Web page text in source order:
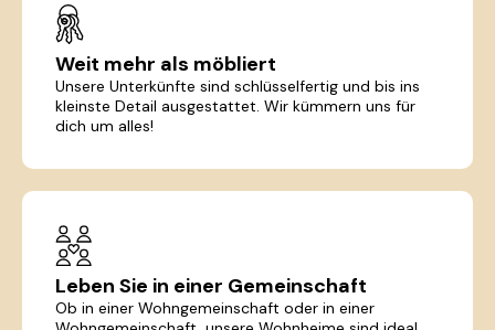
Weit mehr als möbliert
Unsere Unterkünfte sind schlüsselfertig und bis ins
kleinste Detail ausgestattet. Wir kümmern uns für
dich um alles!
Leben Sie in einer Gemeinschaft
Ob in einer Wohngemeinschaft oder in einer